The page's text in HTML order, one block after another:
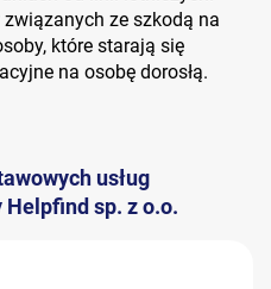
ze szkodą na
które starają się
na osobę dorosłą.
usług
sp. z o.o.